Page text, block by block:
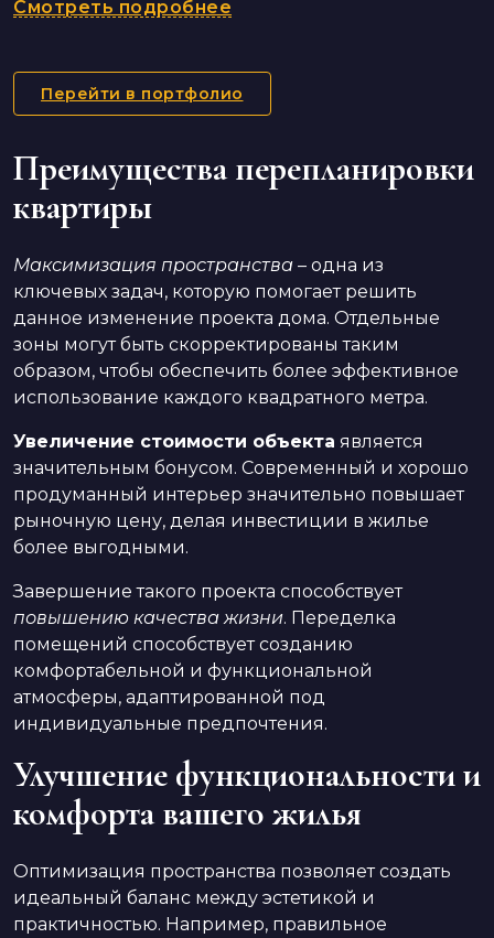
Смотреть подробнее
Перейти в портфолио
Преимущества перепланировки
квартиры
Максимизация пространства – одна из
ключевых задач, которую помогает решить
данное изменение проекта дома. Отдельные
зоны могут быть скорректированы таким
образом, чтобы обеспечить более эффективное
использование каждого квадратного метра.
Увеличение стоимости объекта является
значительным бонусом. Современный и хорошо
продуманный интерьер значительно повышает
рыночную цену, делая инвестиции в жилье
более выгодными.
Завершение такого проекта способствует
повышению качества жизни. Переделка
помещений способствует созданию
комфортабельной и функциональной
атмосферы, адаптированной под
индивидуальные предпочтения.
Улучшение функциональности и
комфорта вашего жилья
Оптимизация пространства позволяет создать
идеальный баланс между эстетикой и
практичностью. Например, правильное